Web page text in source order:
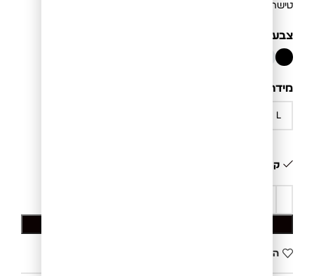
טישרט NYC בסטייל ניו יורקי. בד איכותי ונוח לקיץ.
צבע
מידה
קיים במלאי
הוסף לרשימת המשאלות